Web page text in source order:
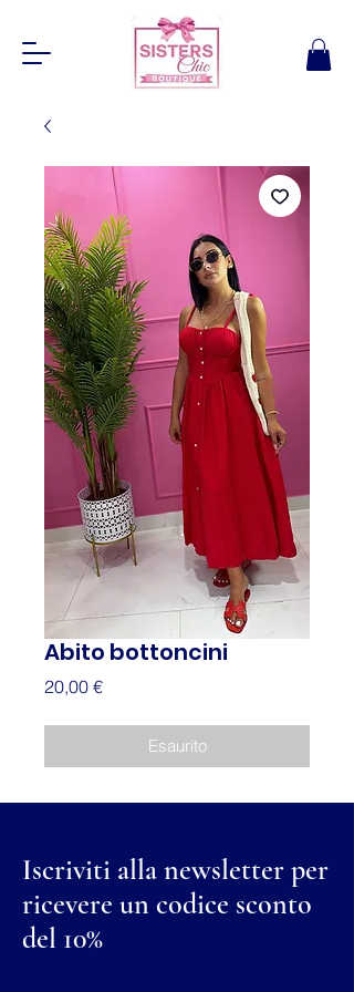
Abito bottoncini
20,00 €Prezzo
Esaurito
Iscriviti alla newsletter per
ricevere un codice sconto
del 10%